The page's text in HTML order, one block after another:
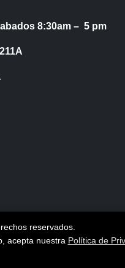
8:30am – 5 pm
reservados.
acepta nuestra Política de